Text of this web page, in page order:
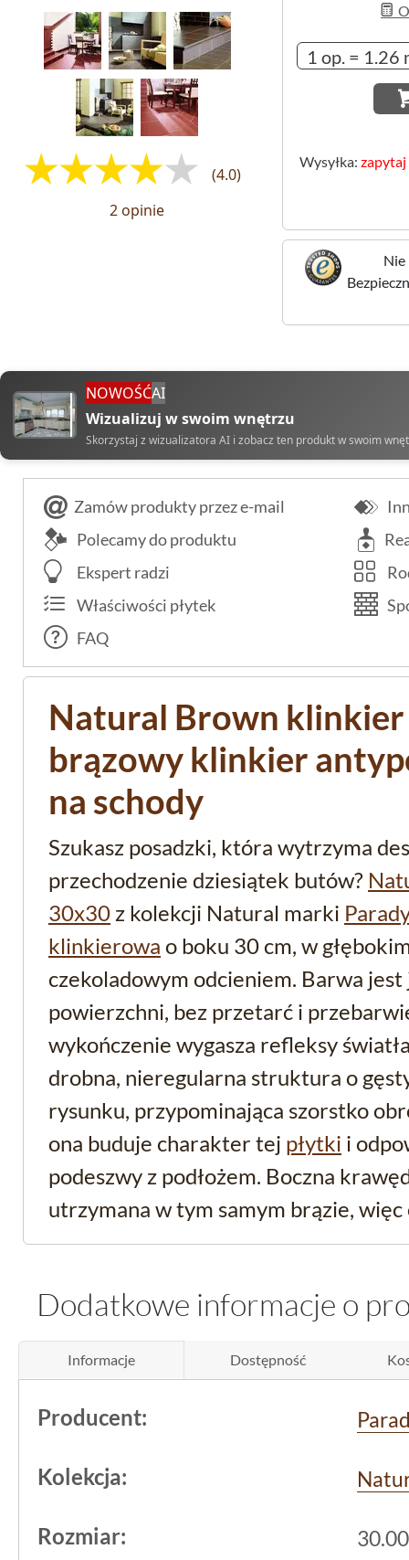
(4.0)
2 opinie
Wysyłka: zapytaj
Nie
NOWOŚĆAI
Wizualizuj w swoim wnętrzu
Skorzystaj z wizualizatora AI i zobacz ten produkt w swoim
Zamów produkty przez e-mail
Polecamy do produktu
Ekspert radzi
Właściwości płytek
FAQ
Natural Brown
brązowy klinkier
na schody
Szukasz posadzki, która wytrzyma
przechodzenie dziesiątek butów?
30x30 z kolekcji Natural marki
klinkierowa o boku 30 cm, w
czekoladowym odcieniem. Barwa jest
powierzchni, bez przetarć i
wykończenie wygasza refleksy
drobna, nieregularna struktura o
rysunku, przypominająca szorstko
ona buduje charakter tej płytki i
podeszwy z podłożem. Boczna
utrzymana w tym samym brązie,
spójnie także na nosku stopnia.
Struktura i
klinkierowej Natural
Drobnoziarnista faktura rozprasza
przyczepność, dlatego
sprawdza się tam, gdzie
nasycony brąz jest przy tym bardzo
Dodatkowe informacje o
Informacje Dostępność
Producent:
Kolekcja:
Rozmiar: